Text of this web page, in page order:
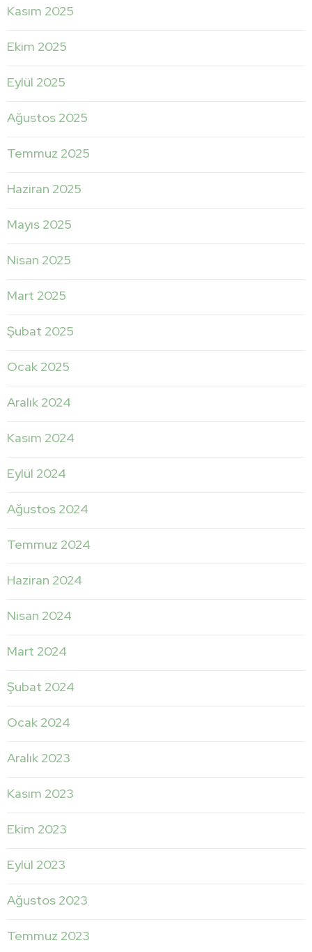
Kasım 2025
Ekim 2025
Eylül 2025
Ağustos 2025
Temmuz 2025
Haziran 2025
Mayıs 2025
Nisan 2025
Mart 2025
Şubat 2025
Ocak 2025
Aralık 2024
Kasım 2024
Eylül 2024
Ağustos 2024
Temmuz 2024
Haziran 2024
Nisan 2024
Mart 2024
Şubat 2024
Ocak 2024
Aralık 2023
Kasım 2023
Ekim 2023
Eylül 2023
Ağustos 2023
Temmuz 2023